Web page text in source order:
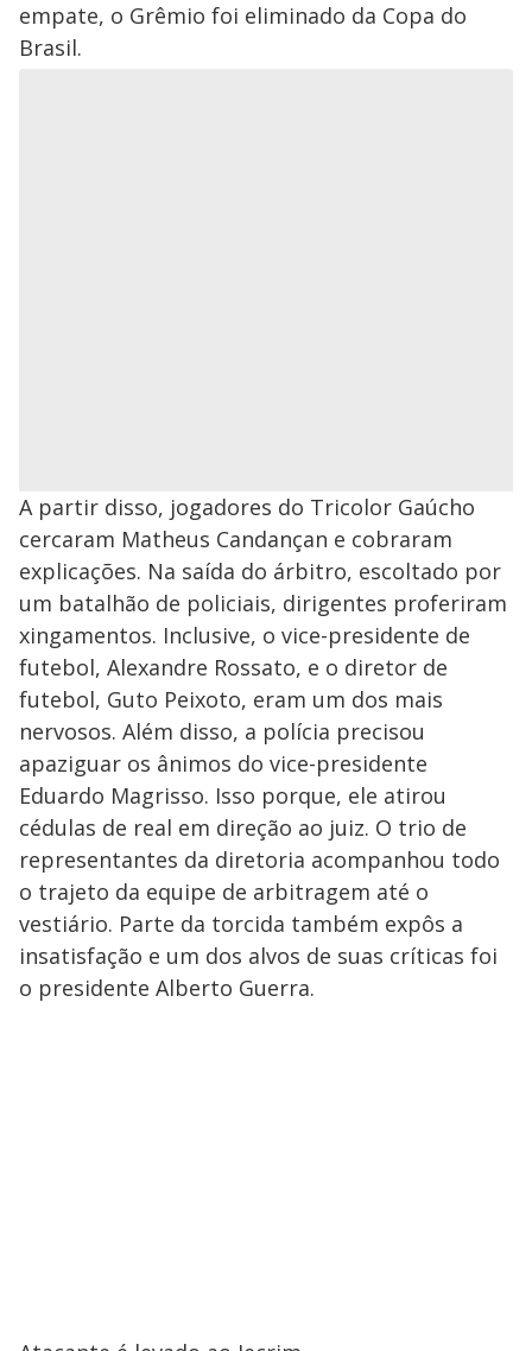
empate, o Grêmio foi eliminado da Copa do
Brasil.
A partir disso, jogadores do Tricolor Gaúcho
cercaram Matheus Candançan e cobraram
explicações. Na saída do árbitro, escoltado por
um batalhão de policiais, dirigentes proferiram
xingamentos. Inclusive, o vice-presidente de
futebol, Alexandre Rossato, e o diretor de
futebol, Guto Peixoto, eram um dos mais
nervosos. Além disso, a polícia precisou
apaziguar os ânimos do vice-presidente
Eduardo Magrisso. Isso porque, ele atirou
cédulas de real em direção ao juiz. O trio de
representantes da diretoria acompanhou todo
o trajeto da equipe de arbitragem até o
vestiário. Parte da torcida também expôs a
insatisfação e um dos alvos de suas críticas foi
o presidente Alberto Guerra.